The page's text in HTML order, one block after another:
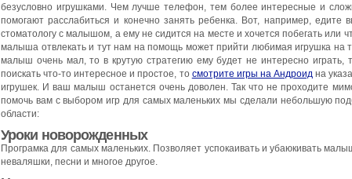
безусловно игрушками. Чем лучше телефон, тем более интересные и
помогают расслабиться и конечно занять ребенка. Вот, например,
стоматологу с малышом, а ему не сидится на месте и хочется побегать или
малыша отвлекать и тут нам на помощь может прийти любимая игрушка на
малыш очень мал, то в крутую стратегию ему будет не интересно играть,
поискать что-то интересное и простое, то смотрите игры на Андроид на
игрушек. И ваш малыш останется очень доволен. Так что не проходите
помочь вам с выбором игр для самых маленьких мы сделали небольшую
области:
Уроки новорожденных
Програмка для самых маленьких. Позволяет успокаивать и убаюкивать
неваляшки, песни и многое другое.